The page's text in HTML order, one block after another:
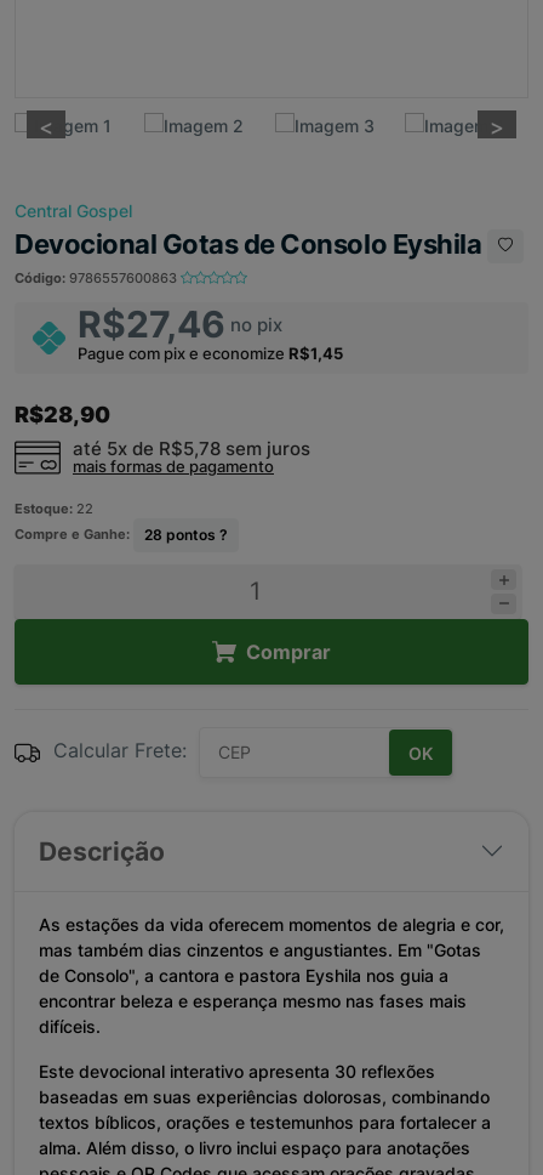
< >
< >
Central Gospel
Devocional Gotas de Consolo Eyshila
Código: 9786557600863
R$27,46 no pix
Pague com pix e economize R$1,45
R$28,90
até 5x de R$5,78 sem juros
mais formas de pagamento
Estoque: 22
Compre e Ganhe:
28 pontos ?
Comprar
Calcular Frete: OK
Descrição
As estações da vida oferecem momentos de alegria e cor,
mas também dias cinzentos e angustiantes. Em "Gotas
de Consolo", a cantora e pastora Eyshila nos guia a
encontrar beleza e esperança mesmo nas fases mais
difíceis.
Este devocional interativo apresenta 30 reflexões
baseadas em suas experiências dolorosas, combinando
textos bíblicos, orações e testemunhos para fortalecer a
alma. Além disso, o livro inclui espaço para anotações